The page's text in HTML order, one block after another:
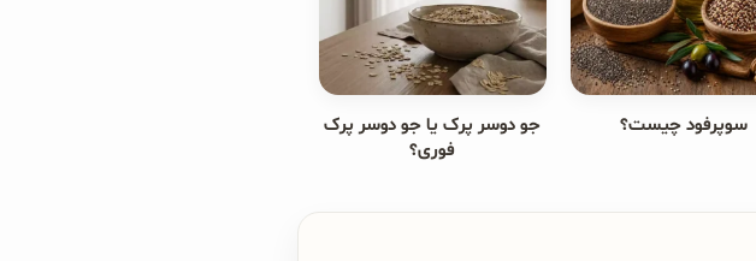
سوپرفود چیست؟
جو دوسر پرک یا جو دوسر پرک
فوری؟